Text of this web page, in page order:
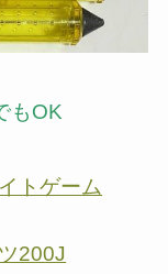
もOK
トゲーム
200J